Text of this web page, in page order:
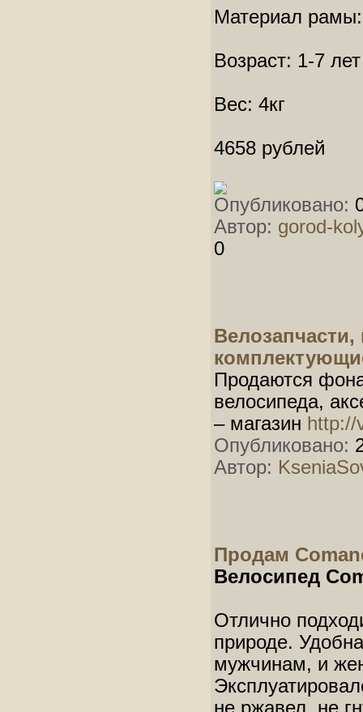
Материал
Возраст: 1-7 лет
Вес: 4кг
4658 рублей
Опубликовано:
Автор: gorod-
0
Продаются
велосипеда,
– магазин http://
Опубликовано:
Автор:
Продам
Велосипед
Отлично
природе.
мужчинам, и